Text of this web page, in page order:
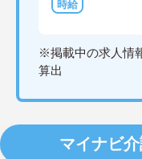
※掲載中の求人情
算出
マイナビ